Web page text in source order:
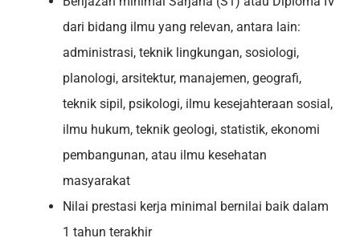
dari bidang ilmu yang relevan, antara lain:
administrasi, teknik lingkungan, sosiologi,
planologi, arsitektur, manajemen, geografi,
teknik sipil, psikologi, ilmu kesejahteraan sosial,
ilmu hukum, teknik geologi, statistik, ekonomi
pembangunan, atau ilmu kesehatan
masyarakat
Nilai prestasi kerja minimal bernilai baik dalam
1 tahun terakhir